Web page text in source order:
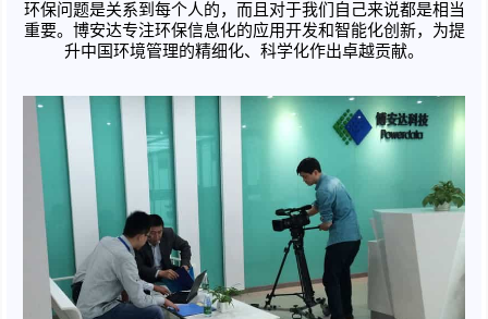
环保问题是关系到每个人的，而且对于我们自己来说都是相当
重要。博安达专注环保信息化的应用开发和智能化创新，为提
升中国环境管理的精细化、科学化作出卓越贡献。